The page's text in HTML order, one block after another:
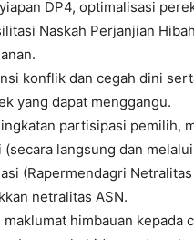
DP4, optimalisasi
Naskah Perjanjian
konflik dan cegah dini
yang dapat menggangu.
partisipasi pemilih,
langsung dan
(Rapermendagri
netralitas ASN.
maklumat himbauan kepada